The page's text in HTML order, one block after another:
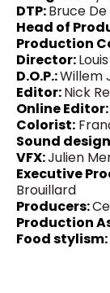
DTP:Bruce
Head of
Production
Director:
D.O.P.:Willem
Editor:Nick
Online Editor:
Colorist:
Sound
VFX:Julien
Executive
Brouillard
Producers:
Production
Food stylism: